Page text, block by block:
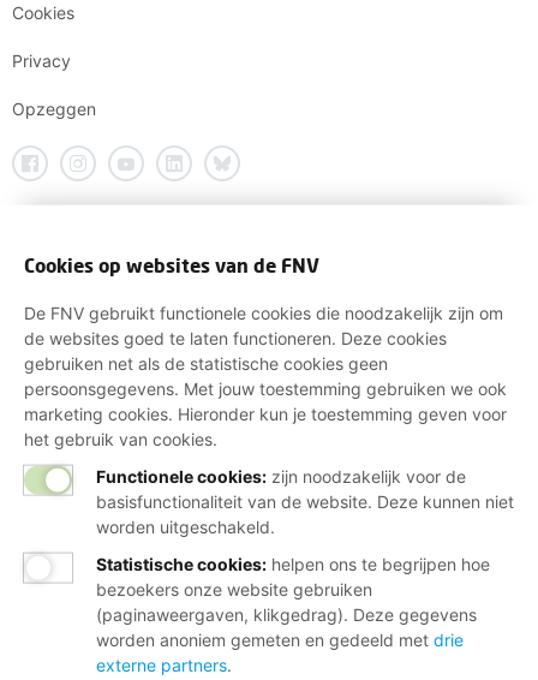
Cookies
Privacy
Opzeggen
Cookies op websites van de FNV
De FNV gebruikt functionele cookies die noodzakelijk zijn om
de websites goed te laten functioneren. Deze cookies
gebruiken net als de statistische cookies geen
persoonsgegevens. Met jouw toestemming gebruiken we ook
marketing cookies. Hieronder kun je toestemming geven voor
het gebruik van cookies.
Functionele cookies: zijn noodzakelijk voor de
basisfunctionaliteit van de website. Deze kunnen niet
worden uitgeschakeld.
Statistische cookies: helpen ons te begrijpen hoe
bezoekers onze website gebruiken
(paginaweergaven, klikgedrag). Deze gegevens
worden anoniem gemeten en gedeeld met drie
externe partners.